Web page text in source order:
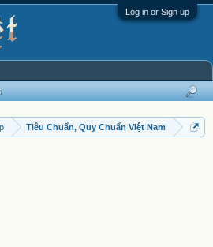
Log in or Sign up
Tiêu Chuẩn, Quy Chuẩn Việt Nam